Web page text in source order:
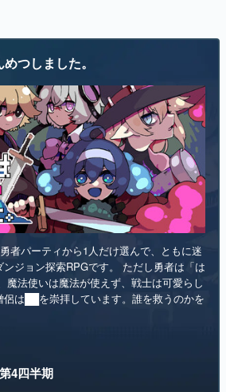
は？
つしました。
者パーティから1人だけ選んで、ともに迷
ジョン探索RPGです。 ただし勇者は「は
魔法使いは魔法が使えず、戦士は可愛らし
侶は██を崇拝しています。誰を救うのかを
4四半期